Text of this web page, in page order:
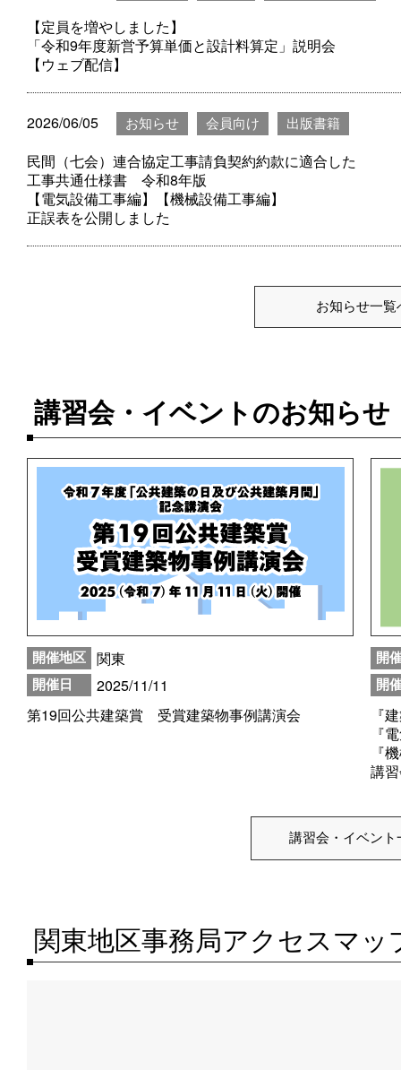
【定員を増やしました】
「令和9年度新営予算単価と設計料算定」説明会
【ウェブ配信】
2026/06/05 お知らせ 会員向け 出版書籍
民間（七会）連合協定工事請負契約約款に適合した
工事共通仕様書 令和8年版
【電気設備工事編】【機械設備工事編】
正誤表を公開しました
お知らせ一覧
講習会・イベントのお知らせ
開催地区 関東
開催日
2025/11/11
第19回公共建築賞 受賞建築物事例講演会
開
開
『
『
『
講
講習会・イベント
関東地区事務局アクセスマッ